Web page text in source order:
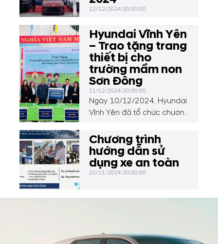
12/12/2024 00:00:00
Hyundai Vĩnh Yên
– Trao tặng trang
thiết bị cho
trường mầm non
Sơn Đông
11/12/2024 00:00:00
Ngày 10/12/2024, Hyundai
Vĩnh Yên đã tổ chức chương
trao tặng 50 chiếc bàn học,
01 loa, 30 bộ đồ dùng học
liệu và đồ chơi cho các em
học sinh tại Trường Mầm
Chương trình
hướng dẫn sử
dụng xe an toàn
22/11/2024 00:00:00